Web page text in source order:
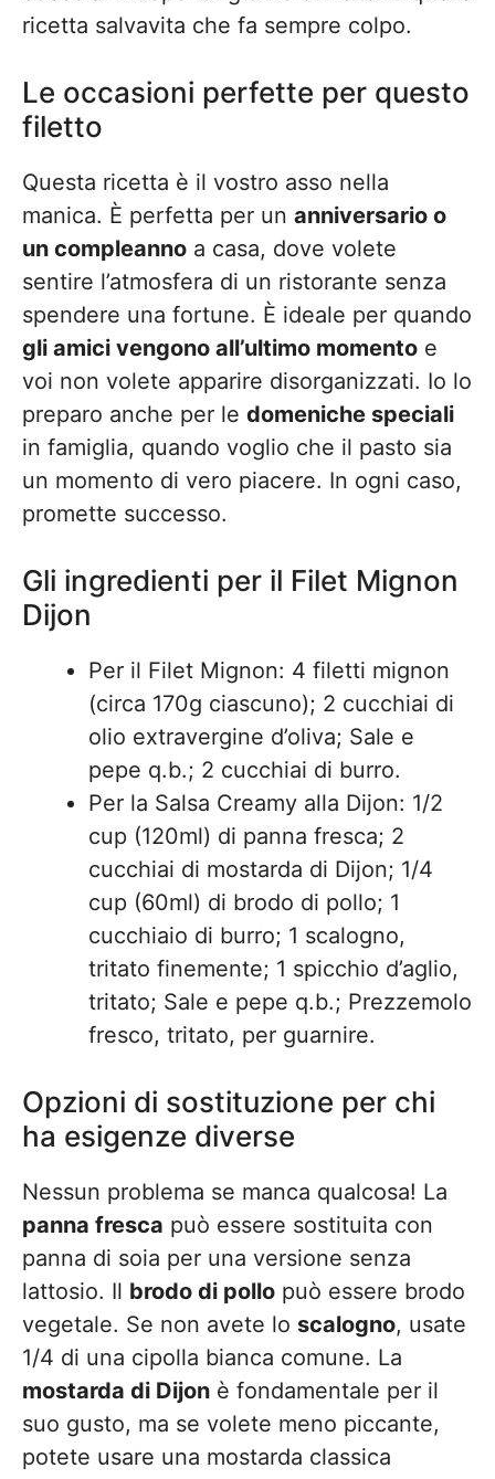
ricetta salvavita che fa sempre colpo.
Le occasioni perfette per questo
filetto
Questa ricetta è il vostro asso nella
manica. È perfetta per un anniversario o
un compleanno a casa, dove volete
sentire l’atmosfera di un ristorante senza
spendere una fortune. È ideale per quando
gli amici vengono all’ultimo momento e
voi non volete apparire disorganizzati. Io lo
preparo anche per le domeniche speciali
in famiglia, quando voglio che il pasto sia
un momento di vero piacere. In ogni caso,
promette successo.
Gli ingredienti per il Filet Mignon
Dijon
Per il Filet Mignon: 4 filetti mignon
(circa 170g ciascuno); 2 cucchiai di
olio extravergine d’oliva; Sale e
pepe q.b.; 2 cucchiai di burro.
Per la Salsa Creamy alla Dijon: 1/2
cup (120ml) di panna fresca; 2
cucchiai di mostarda di Dijon; 1/4
cup (60ml) di brodo di pollo; 1
cucchiaio di burro; 1 scalogno,
tritato finemente; 1 spicchio d’aglio,
tritato; Sale e pepe q.b.; Prezzemolo
fresco, tritato, per guarnire.
Opzioni di sostituzione per chi
ha esigenze diverse
Nessun problema se manca qualcosa! La
panna fresca può essere sostituita con
panna di soia per una versione senza
lattosio. Il brodo di pollo può essere brodo
vegetale. Se non avete lo scalogno, usate
1/4 di una cipolla bianca comune. La
mostarda di Dijon è fondamentale per il
suo gusto, ma se volete meno piccante,
potete usare una mostarda classica